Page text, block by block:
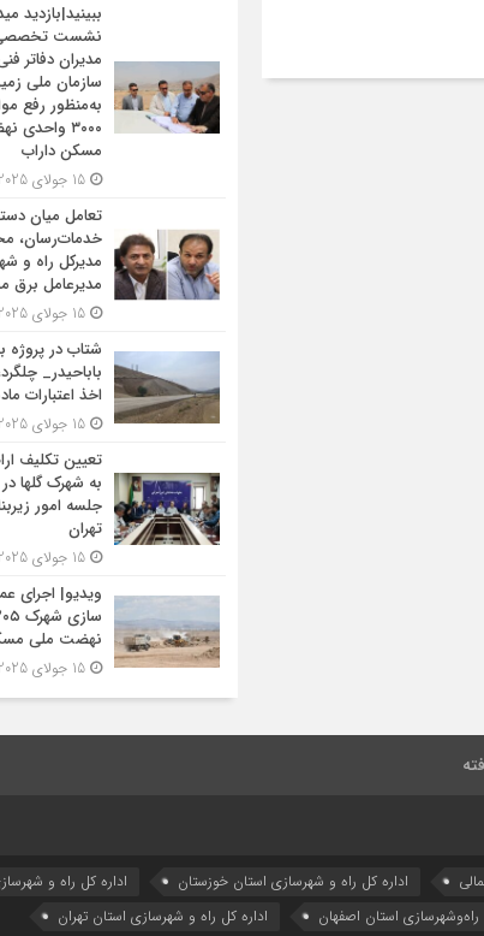
ببینید|بازدید
نشست
مدیران دفاتر
سازمان ملی
به‌منظور رفع
۳۰۰۰
مسکن داراب
تعامل میان
خدمات‌رسان،
مدیرکل راه و
مدیرعامل برق
شتاب در پروژه
باباحیدر_
اخذ اعتبارات ماده
تعیین تکلیف
به شهرک گلها
جلسه امور
تهران
ویدیو| اجرای
نهضت ملی
اداره كل راه و شهرسازي استان خوزستان
اداره كل راه و
راه‌و‌شهرسازي استان اصفهان اداره کل راه و شهرسازی استان تهران